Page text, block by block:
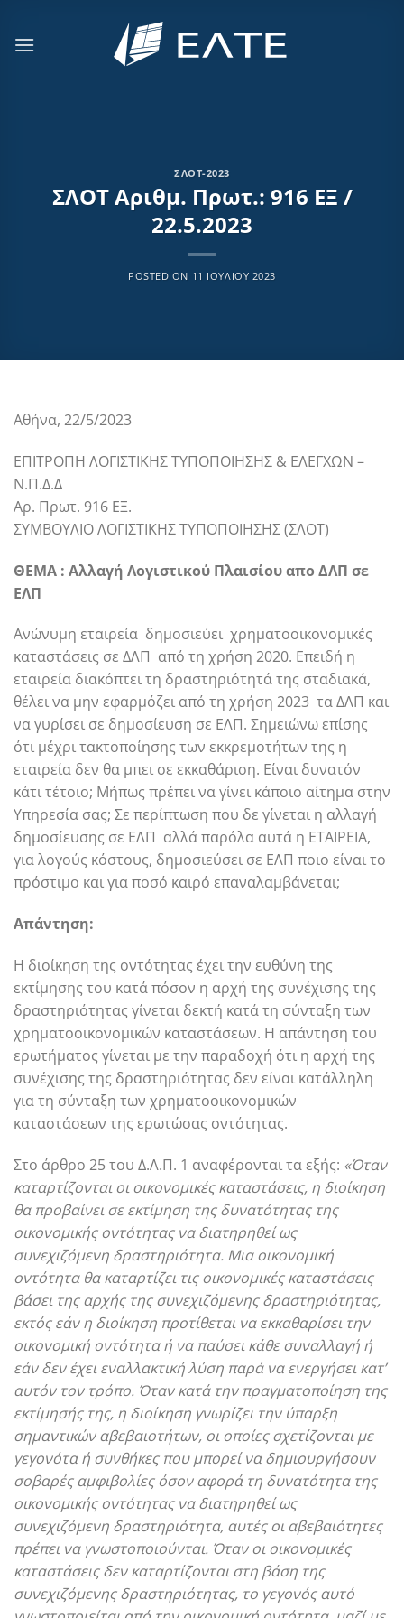
περιεχόμενο
ΣΛΟΤ-2023
ΣΛΟΤ Αριθμ. Πρωτ.: 916 ΕΞ /
22.5.2023
POSTED ON 11 ΙΟΥΛΊΟΥ 2023
Αθήνα, 22/5/2023
ΕΠΙΤΡΟΠΗ ΛΟΓΙΣΤΙΚΗΣ ΤΥΠΟΠΟΙΗΣΗΣ & ΕΛΕΓΧΩΝ –
Ν.Π.Δ.Δ
Αρ. Πρωτ. 916 ΕΞ.
ΣΥΜΒΟΥΛΙΟ ΛΟΓΙΣΤΙΚΗΣ ΤΥΠΟΠΟΙΗΣΗΣ (ΣΛΟΤ)
ΘΕΜΑ : Αλλαγή Λογιστικού Πλαισίου απο ΔΛΠ σε
ΕΛΠ
Ανώνυμη εταιρεία δημοσιεύει χρηματοοικονομικές
καταστάσεις σε ΔΛΠ από τη χρήση 2020. Επειδή η
εταιρεία διακόπτει τη δραστηριότητά της σταδιακά,
θέλει να μην εφαρμόζει από τη χρήση 2023 τα ΔΛΠ και
να γυρίσει σε δημοσίευση σε ΕΛΠ. Σημειώνω επίσης
ότι μέχρι τακτοποίησης των εκκρεμοτήτων της η
εταιρεία δεν θα μπει σε εκκαθάριση. Είναι δυνατόν
κάτι τέτοιο; Μήπως πρέπει να γίνει κάποιο αίτημα στην
Υπηρεσία σας; Σε περίπτωση που δε γίνεται η αλλαγή
δημοσίευσης σε ΕΛΠ αλλά παρόλα αυτά η ΕΤΑΙΡΕΙΑ,
για λογούς κόστους, δημοσιεύσει σε ΕΛΠ ποιο είναι το
πρόστιμο και για ποσό καιρό επαναλαμβάνεται;
Απάντηση:
Η διοίκηση της οντότητας έχει την ευθύνη της
εκτίμησης του κατά πόσον η αρχή της συνέχισης της
δραστηριότητας γίνεται δεκτή κατά τη σύνταξη των
χρηματοοικονομικών καταστάσεων. Η απάντηση του
ερωτήματος γίνεται με την παραδοχή ότι η αρχή της
συνέχισης της δραστηριότητας δεν είναι κατάλληλη
για τη σύνταξη των χρηματοοικονομικών
καταστάσεων της ερωτώσας οντότητας.
Στο άρθρο 25 του Δ.Λ.Π. 1 αναφέρονται τα εξής: «Όταν
καταρτίζονται οι οικονομικές καταστάσεις, η διοίκηση
θα προβαίνει σε εκτίμηση της δυνατότητας της
οικονομικής οντότητας να διατηρηθεί ως
συνεχιζόμενη δραστηριότητα. Μια οικονομική
οντότητα θα καταρτίζει τις οικονομικές καταστάσεις
βάσει της αρχής της συνεχιζόμενης δραστηριότητας,
εκτός εάν η διοίκηση προτίθεται να εκκαθαρίσει την
οικονομική οντότητα ή να παύσει κάθε συναλλαγή ή
εάν δεν έχει εναλλακτική λύση παρά να ενεργήσει κατ’
αυτόν τον τρόπο. Όταν κατά την πραγματοποίηση της
εκτίμησής της, η διοίκηση γνωρίζει την ύπαρξη
σημαντικών αβεβαιοτήτων, οι οποίες σχετίζονται με
γεγονότα ή συνθήκες που μπορεί να δημιουργήσουν
σοβαρές αμφιβολίες όσον αφορά τη δυνατότητα της
οικονομικής οντότητας να διατηρηθεί ως
συνεχιζόμενη δραστηριότητα, αυτές οι αβεβαιότητες
πρέπει να γνωστοποιούνται. Όταν οι οικονομικές
καταστάσεις δεν καταρτίζονται στη βάση της
συνεχιζόμενης δραστηριότητας, το γεγονός αυτό